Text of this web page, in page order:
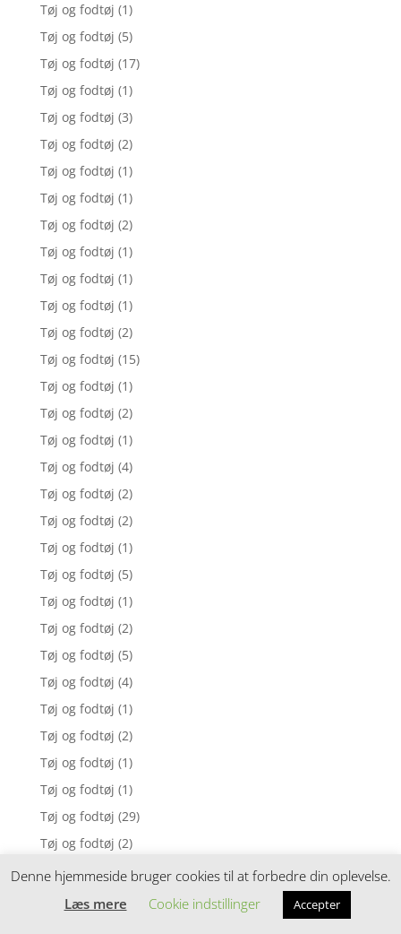
Tøj og fodtøj (1)
Tøj og fodtøj (5)
Tøj og fodtøj (17)
Tøj og fodtøj (1)
Tøj og fodtøj (3)
Tøj og fodtøj (2)
Tøj og fodtøj (1)
Tøj og fodtøj (1)
Tøj og fodtøj (2)
Tøj og fodtøj (1)
Tøj og fodtøj (1)
Tøj og fodtøj (1)
Tøj og fodtøj (2)
Tøj og fodtøj (15)
Tøj og fodtøj (1)
Tøj og fodtøj (2)
Tøj og fodtøj (1)
Tøj og fodtøj (4)
Tøj og fodtøj (2)
Tøj og fodtøj (2)
Tøj og fodtøj (1)
Tøj og fodtøj (5)
Tøj og fodtøj (1)
Tøj og fodtøj (2)
Tøj og fodtøj (5)
Tøj og fodtøj (4)
Tøj og fodtøj (1)
Tøj og fodtøj (2)
Tøj og fodtøj (1)
Tøj og fodtøj (1)
Tøj og fodtøj (29)
Tøj og fodtøj (2)
Tøj og fodtøj (2)
Tøj og fodtøj
Denne hjemmeside bruger cookies til at forbedre din oplevelse.
Læs mere
Cookie indstillinger Accepter